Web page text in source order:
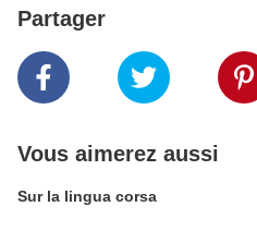
Partager
Vous aimerez aussi
Sur la lingua corsa